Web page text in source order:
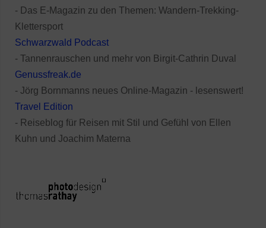
- Das E-Magazin zu den Themen: Wandern-Trekking-
Klettersport
Schwarzwald Podcast
- Tannenrauschen und mehr von Birgit-Cathrin Duval
Genussfreak.de
- Jörg Bornmanns neues Online-Magazin - lesenswert!
Travel Edition
- Reiseblog für Reisen mit Stil und Gefühl von Ellen
Kuhn und Joachim Materna